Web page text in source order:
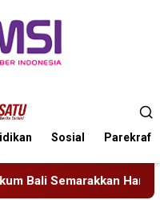
Sosial Parekraf
ke-81